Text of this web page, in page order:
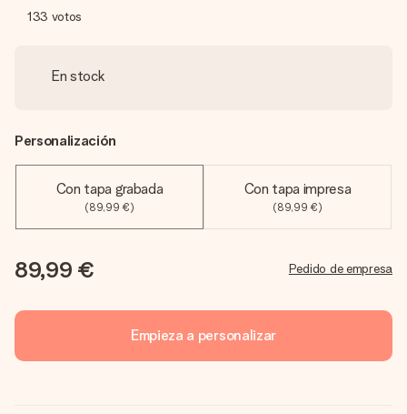
133 votos
En stock
Personalización
Con tapa grabada
(89,99 €)
Con tapa impresa
(89,99 €)
89,99 € Pedido de empresa
Empieza a personalizar